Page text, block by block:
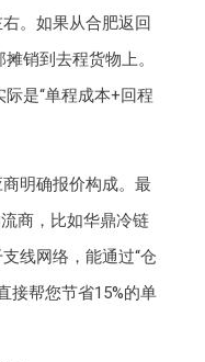
。如果从合肥返回
销到去程货物上。
是“单程成本+回程
明确报价构成。最
商，比如华鼎冷链
线网络，能通过“仓
接帮您节省15%的单